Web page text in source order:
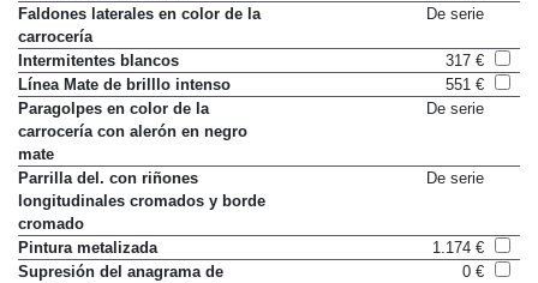
Faldones laterales en color de la
carrocería
De serie
Intermitentes blancos
317 €
Línea Mate de brilllo intenso
551 €
Paragolpes en color de la
carrocería con alerón en negro
mate
De serie
Parrilla del. con riñones
longitudinales cromados y borde
cromado
De serie
Pintura metalizada
1.174 €
Supresión del anagrama de
0 €